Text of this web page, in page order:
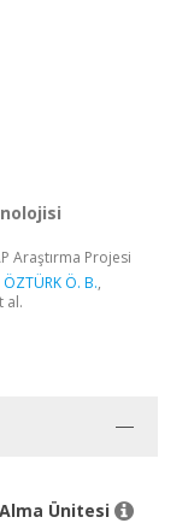
Araştırma Projesi
ÖZTÜRK Ö. B.,
al.
Ünitesi